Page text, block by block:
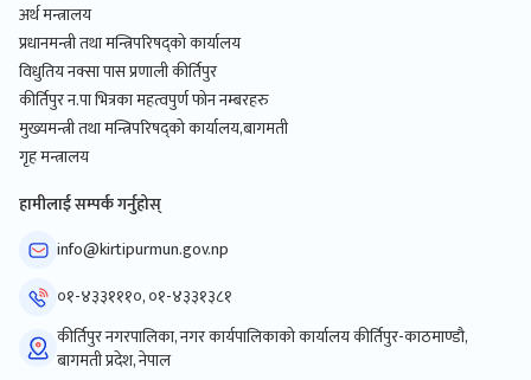
अर्थ मन्त्रालय
प्रधानमन्त्री तथा मन्त्रिपरिषद्को कार्यालय
विधुतिय नक्सा पास प्रणाली कीर्तिपुर
कीर्तिपुर न.पा भित्रका महत्वपुर्ण फोन नम्बरहरु
मुख्यमन्त्री तथा मन्त्रिपरिषद्को कार्यालय,बागमती
गृह मन्त्रालय
हामीलाई सम्पर्क गर्नुहोस्
info@kirtipurmun.gov.np
०१-४३३१११०, ०१-४३३१३८१
कीर्तिपुर नगरपालिका, नगर कार्यपालिकाको कार्यालय कीर्तिपुर-काठमाण्डौ,
बागमती प्रदेश, नेपाल